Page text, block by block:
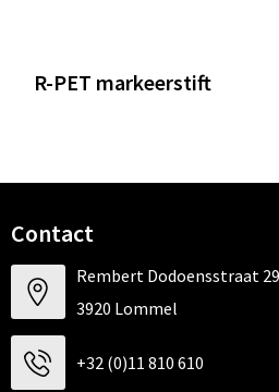
R-PET markeerstift
Contact
Rembert Dodoensstraat 29
3920 Lommel
+32 (0)11 810 610